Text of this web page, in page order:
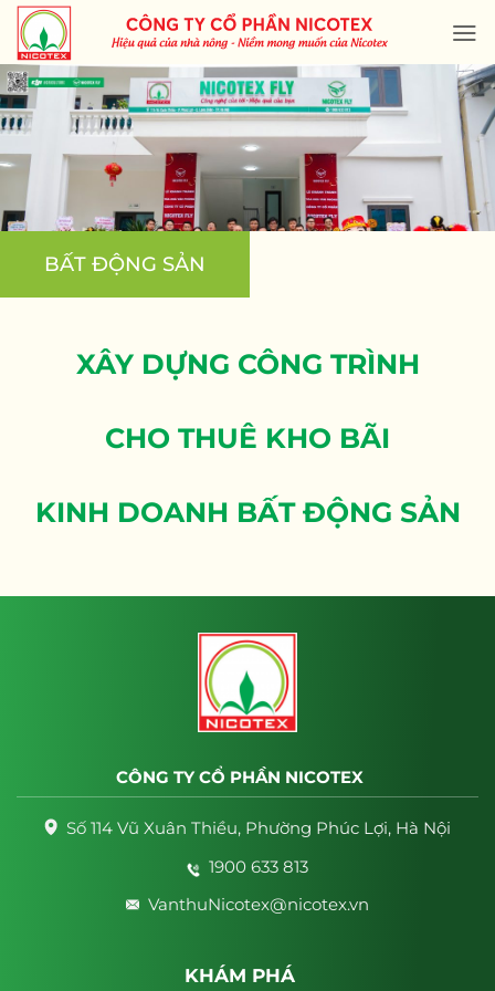
Skip
content
BẤT ĐỘNG SẢN
XÂY DỰNG CÔNG TRÌNH
CHO THUÊ KHO BÃI
KINH DOANH BẤT ĐỘNG SẢN
CÔNG TY CỔ PHẦN NICOTEX
Số 114 Vũ Xuân Thiều, Phường Phúc Lợi, Hà Nội
1900 633 813
VanthuNicotex@nicotex.vn
KHÁM PHÁ